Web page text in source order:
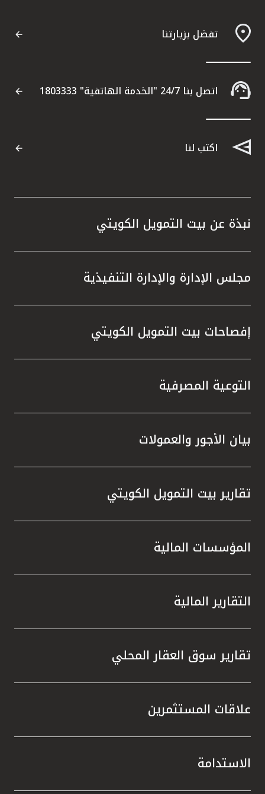
تفضل بزيارتنا
اتصل بنا 24/7 "الخدمة الهاتفية" 1803333
اكتب لنا
نبذة عن بيت التمويل الكويتي
مجلس الإدارة والإدارة التنفيذية
إفصاحات بيت التمويل الكويتي
التوعية المصرفية
بيان الأجور والعمولات
تقارير بيت التمويل الكويتي
المؤسسات المالية
التقارير المالية
تقارير سوق العقار المحلي
علاقات المستثمرين
الاستدامة